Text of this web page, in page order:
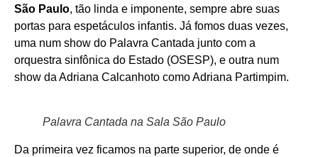
São Paulo, tão linda e imponente, sempre abre suas
portas para espetáculos infantis. Já fomos duas vezes,
uma num show do Palavra Cantada junto com a
orquestra sinfônica do Estado (OSESP), e outra num
show da Adriana Calcanhoto como Adriana Partimpim.
Palavra Cantada na Sala São Paulo
Da primeira vez ficamos na parte superior, de onde é